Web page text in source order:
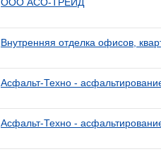
Внутренняя отделка офисов,
Асфальт-Техно -
Асфальт-Техно -